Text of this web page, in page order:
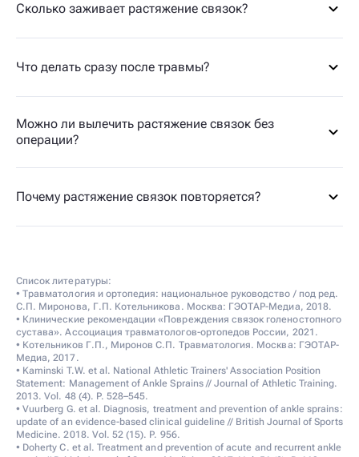
Сколько заживает растяжение связок?
Что делать сразу после травмы?
Можно ли вылечить растяжение связок без
операции?
Почему растяжение связок повторяется?
Список литературы:
• Травматология и ортопедия: национальное руководство / под ред.
С.П. Миронова, Г.П. Котельникова. Москва: ГЭОТАР-Медиа, 2018.
• Клинические рекомендации «Повреждения связок голеностопного
сустава». Ассоциация травматологов-ортопедов России, 2021.
• Котельников Г.П., Миронов С.П. Травматология. Москва: ГЭОТАР-
Медиа, 2017.
• Kaminski T.W. et al. National Athletic Trainers' Association Position
Statement: Management of Ankle Sprains // Journal of Athletic Training.
2013. Vol. 48 (4). P. 528–545.
• Vuurberg G. et al. Diagnosis, treatment and prevention of ankle sprains:
update of an evidence-based clinical guideline // British Journal of Sports
Medicine. 2018. Vol. 52 (15). P. 956.
• Doherty C. et al. Treatment and prevention of acute and recurrent ankle